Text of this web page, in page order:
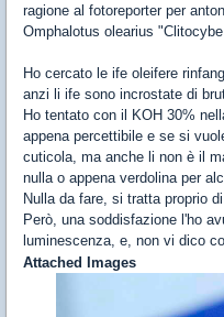
ragione al fotoreporter per
Omphalotus olearius "Clitocybe
Ho cercato le ife oleifere
anzi li ife sono incrostate di
Ho tentato con il KOH 30%
appena percettibile e se si
cuticola, ma anche li non è il
nulla o appena verdolina per
Nulla da fare, si tratta proprio di
Però, una soddisfazione l'ho
luminescenza, e, non vi dico
Attached Images